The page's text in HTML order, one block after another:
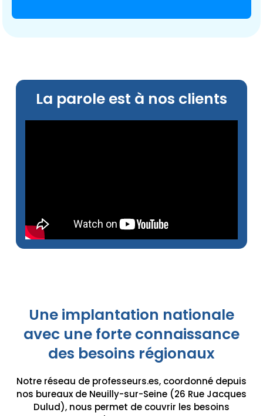
La parole est à nos clients
Une implantation nationale
avec une forte connaissance
des besoins régionaux
Notre réseau de professeurs.es, coordonné depuis
nos bureaux de Neuilly-sur-Seine (26 Rue Jacques
Dulud), nous permet de couvrir les besoins